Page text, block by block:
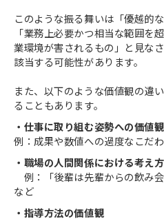
このような振る舞いは「優越的
「業務上必要かつ相当な範囲を
業環境が害されるもの」と見な
該当する可能性があります。
また、以下のような価値観の違
ることもあります。
・仕事に取り組む姿勢への価値観
例：成果や数値への過度なこだ
・職場の人間関係における考え方
例：「後輩は先輩からの飲み会
など
・指導方法の価値観